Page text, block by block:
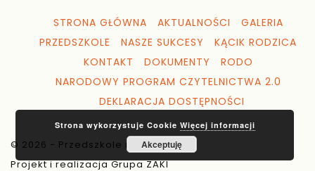
STRONA GŁÓWNA AKTUALNOŚCI
GALERIA
PRZEDSZKOLE
NASZE SUKCESY
KĄCIK RODZICA
KONTAKT
DOKUMENTY
RODO
NARODOWY PROGRAM CZYTELNICTWA 2.0
DEKLARACJA DOSTĘPNOŚCI
© 2026 - Przedszkole nr 1 Tuchola
Projekt i realizacja Grupa ZAKI
Strona wykorzystuje Cookie Więcej informacji
Akceptuję